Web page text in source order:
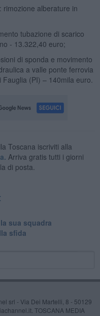
rimozione alberature in
tubazione di scarico
- 13.322,40 euro;
di sponda e movimento
a valle ponte ferrovia
(PI) – 140mila euro.
Toscana iscriviti alla
Arriva gratis tutti i giorni
di posta.
sua squadra
sfida
srl - Via Dei Martelli, 8 - 50129
TOSCANA MEDIA